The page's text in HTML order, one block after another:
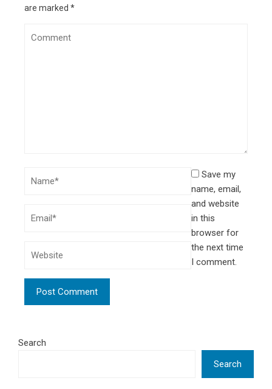
are marked *
Save my
name, email,
and website
in this
browser for
the next time
I comment.
Search
Search